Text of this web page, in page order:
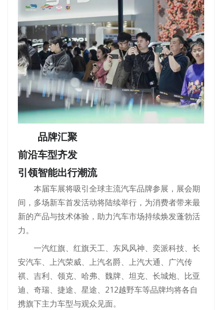
品牌汇聚
前沿车型齐发
引领智能出行潮流
本届车展将吸引全球主流汽车品牌参展，展会期
间，多场新车首发活动将陆续举行，为消费者带来最
新的产品与技术体验，助力汽车市场持续焕发蓬勃活
力。
一汽红旗、红旗天工、东风风神、奕派科技、长
安汽车、上汽荣威、上汽名爵、上汽大通、广汽传
祺、吉利、领克、哈弗、魏牌、坦克、长城炮、比亚
迪、奇瑞、捷途、星途、212越野车等品牌均将各自
携旗下主力车型与观众见面。